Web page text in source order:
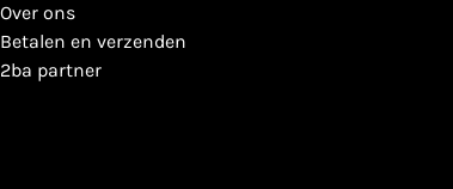
over ons
betalen en verzenden
2ba partner